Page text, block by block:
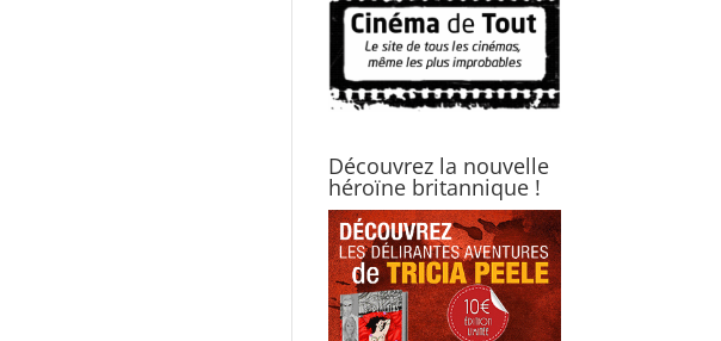
Découvrez la nouvelle
héroïne britannique !